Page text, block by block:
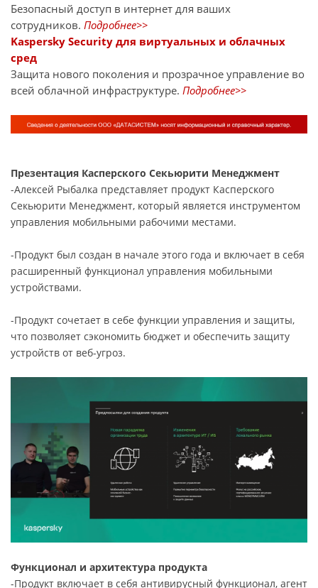
Безопасный доступ в интернет для ваших
сотрудников. Подробнее>>
Kaspersky Security для виртуальных и облачных
сред
Защита нового поколения и прозрачное управление во
всей облачной инфраструктуре. Подробнее>>
Презентация Касперского Секьюрити Менеджмент
-Алексей Рыбалка представляет продукт Касперского
Секьюрити Менеджмент, который является инструментом
управления мобильными рабочими местами.
-Продукт был создан в начале этого года и включает в себя
расширенный функционал управления мобильными
устройствами.
-Продукт сочетает в себе функции управления и защиты,
что позволяет сэкономить бюджет и обеспечить защиту
устройств от веб-угроз.
Функционал и архитектура продукта
-Продукт включает в себя антивирусный функционал, агент